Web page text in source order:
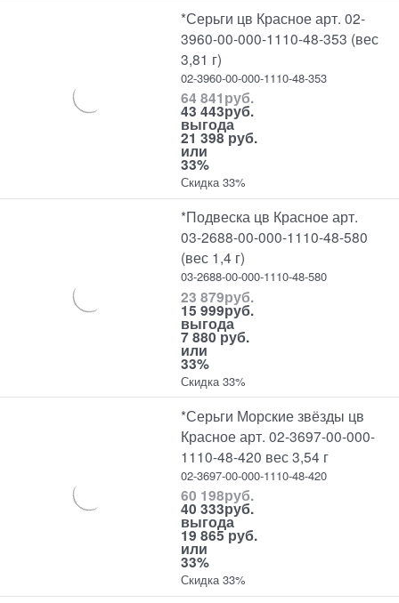
*Серьги цв Красное арт. 02-
3960-00-000-1110-48-353 (вес
3,81 г)
02-3960-00-000-1110-48-353
64 841руб.
43 443руб.
выгода
21 398 руб.
или
33%
Скидка 33%
*Подвеска цв Красное арт.
03-2688-00-000-1110-48-580
(вес 1,4 г)
03-2688-00-000-1110-48-580
23 879руб.
15 999руб.
выгода
7 880 руб.
или
33%
Скидка 33%
*Серьги Морские звёзды цв
Красное арт. 02-3697-00-000-
1110-48-420 вес 3,54 г
02-3697-00-000-1110-48-420
60 198руб.
40 333руб.
выгода
19 865 руб.
или
33%
Скидка 33%